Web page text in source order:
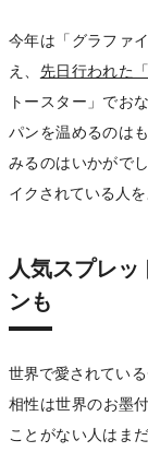
今年は「グラファ
え、 先日行われた
トースター」でお
パンを温めるのは
みるのはいかがで
イクされている人
人気スプレ
ンも
世界で愛されてい
相性は世界のお墨
ことがない人はま